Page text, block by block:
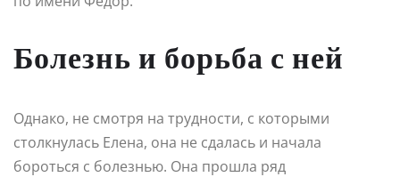
Болезнь и борьба с ней
Однако, не смотря на трудности, с которыми
столкнулась Елена, она не сдалась и начала
бороться с болезнью. Она прошла ряд